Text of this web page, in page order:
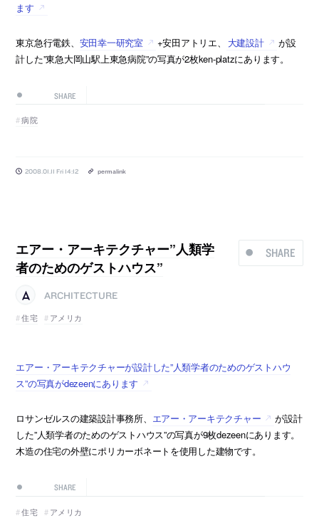
ます
東京急行電鉄、 安田幸一研究室 +安田アトリエ、 大建設計
が設
計した”東急大岡山駅上東急病院”の写真が2枚ken-platzにあります。
SHARE
病院
2008.01.11 Fri 14:12 permalink
SHARE
エアー・アーキテクチャー”人類学
者のためのゲストハウス”
ARCHITECTURE
住宅
アメリカ
エアー・アーキテクチャーが設計した”人類学者のためのゲストハウ
ス”の写真がdezeenにあります
ロサンゼルスの建築設計事務所、 エアー・アーキテクチャー
が設計
した”人類学者のためのゲストハウス”の写真が9枚dezeenにあります。
木造の住宅の外壁にポリカーボネートを使用した建物です。
SHARE
住宅 アメリカ